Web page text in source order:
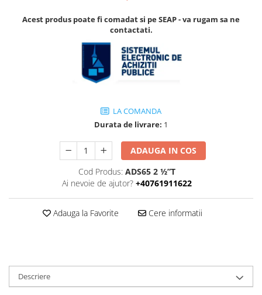
Aparate de respirat autonome
Accesorii pentru camere de
termoviziune
Accesorii de trecere a apei si
Furtunuri si accesorii
Accesorii detectare de gaz
Dispozitive de masurare radiatii
Pulberi de stingere
Stingatoare
Acest produs poate fi comadat si pe SEAP - va rugam sa ne
contactati.
LA COMANDA
Durata de livrare: 1
ADAUGA IN COS
Cod Produs: ADS65 2 ½”T
Ai nevoie de ajutor? +40761911622
Adauga la Favorite Cere informatii
Descriere